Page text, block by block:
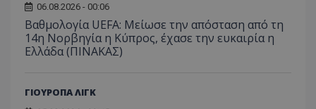
06.08.2026 - 00:06
Βαθμολογία UEFA: Μείωσε την απόσταση από τη
14η Νορβηγία η Κύπρος, έχασε την ευκαιρία η
Ελλάδα (ΠΙΝΑΚΑΣ)
ΓΙΟΥΡΟΠΑ ΛΙΓΚ